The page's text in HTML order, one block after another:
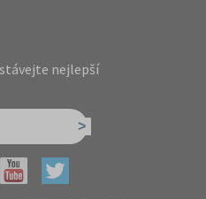
nejlepší